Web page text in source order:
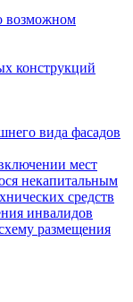
возможном
конструкций
вида фасадов
мест
некапитальным
средств
инвалидов
размещения